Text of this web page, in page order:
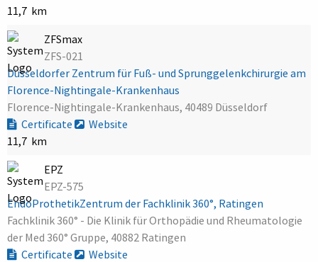
11,7 km
ZFSmax
ZFS-021
Düsseldorfer Zentrum für Fuß- und Sprunggelenkchirurgie am
Florence-Nightingale-Krankenhaus
Florence-Nightingale-Krankenhaus, 40489 Düsseldorf
Certificate
Website
11,7 km
EPZ
EPZ-575
EndoProthetikZentrum der Fachklinik 360°, Ratingen
Fachklinik 360° - Die Klinik für Orthopädie und Rheumatologie
der Med 360° Gruppe, 40882 Ratingen
Certificate
Website